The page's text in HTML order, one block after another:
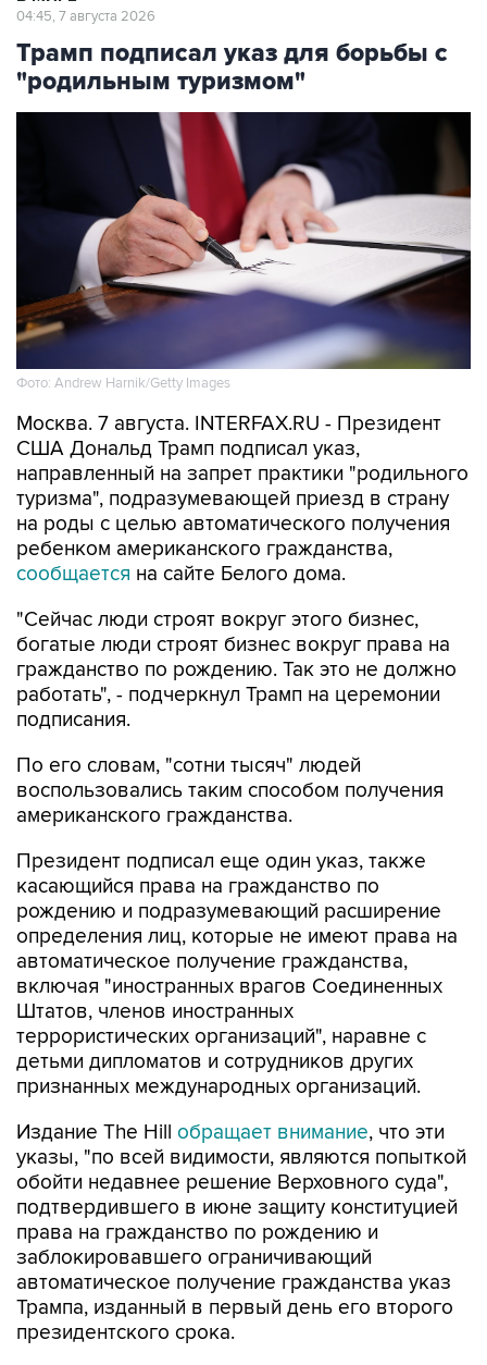
04:45, 7 августа 2026
Трамп подписал указ для борьбы с
"родильным туризмом"
Фото: Andrew Harnik/Getty Images
Москва. 7 августа. INTERFAX.RU - Президент
США Дональд Трамп подписал указ,
направленный на запрет практики "родильного
туризма", подразумевающей приезд в страну
на роды с целью автоматического получения
ребенком американского гражданства,
сообщается на сайте Белого дома.
"Сейчас люди строят вокруг этого бизнес,
богатые люди строят бизнес вокруг права на
гражданство по рождению. Так это не должно
работать", - подчеркнул Трамп на церемонии
подписания.
По его словам, "сотни тысяч" людей
воспользовались таким способом получения
американского гражданства.
Президент подписал еще один указ, также
касающийся права на гражданство по
рождению и подразумевающий расширение
определения лиц, которые не имеют права на
автоматическое получение гражданства,
включая "иностранных врагов Соединенных
Штатов, членов иностранных
террористических организаций", наравне с
детьми дипломатов и сотрудников других
признанных международных организаций.
Издание The Hill обращает внимание, что эти
указы, "по всей видимости, являются попыткой
обойти недавнее решение Верховного суда",
подтвердившего в июне защиту конституцией
права на гражданство по рождению и
заблокировавшего ограничивающий
автоматическое получение гражданства указ
Трампа, изданный в первый день его второго
президентского срока.